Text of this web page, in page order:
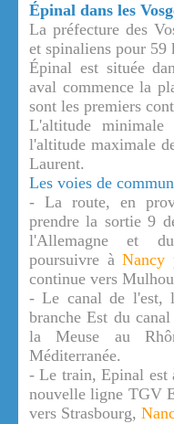
Épinal dans les
La préfecture des
et spinaliens pour 59
Épinal est située
aval commence la
sont les premiers
L'altitude
l'altitude maximale
Laurent.
Les voies de
- La route, en
prendre la sortie 9
l'Allemagne et
poursuivre àNancy
continue vers
- Le canal de l'est,
branche Est du
la Meuse au
Méditerranée.
- Le train, Epinal est
nouvelle ligne TGV
vers Strasbourg,